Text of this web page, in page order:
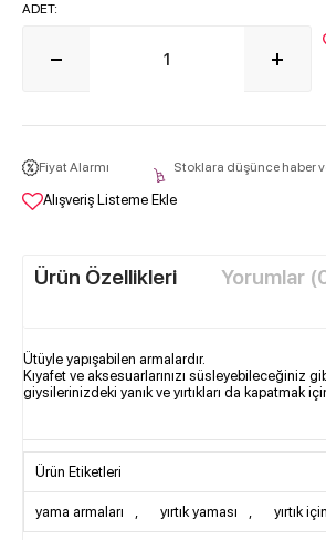
ADET:
Fiyat Alarmı Stoklara düşünce haber
Alışveriş Listeme Ekle
Ürün Özellikleri Yorumlar
Ütüyle yapışabilen armalardır.
Kıyafet ve aksesuarlarınızı süsleyebileceğiniz
giysilerinizdeki yanık ve yırtıkları da kapatmak
Ürün Etiketleri
yama armaları , yırtık yaması , yırtık